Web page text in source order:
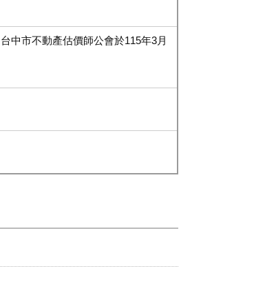
中市不動產估價師公會於115年3月